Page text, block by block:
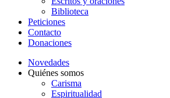
Biblioteca
Peticiones
Contacto
Donaciones
Novedades
Quiénes somos
Carisma
Espiritualidad